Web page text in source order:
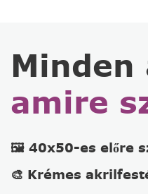
Minden
amire
🖼️ 40x50-es előre
🎨 Krémes